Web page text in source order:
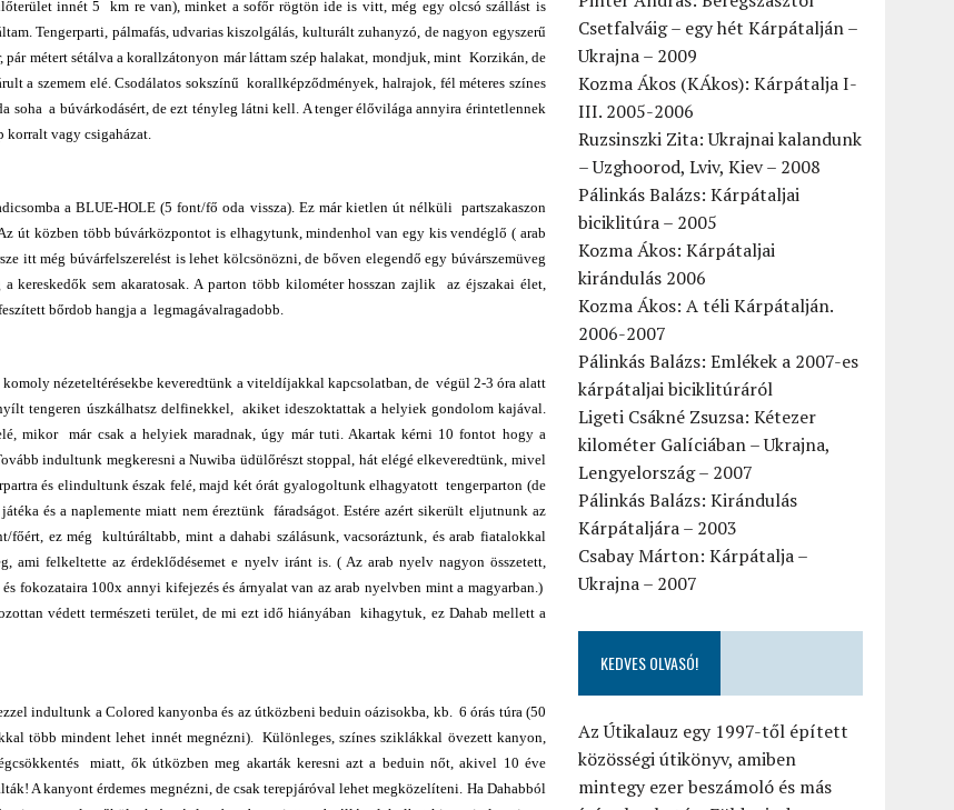
innét 5 km re van), minket a sofőr rögtön ide is vitt, még egy olcsó szállást is
Tengerparti, pálmafás, udvarias kiszolgálás, kulturált zuhanyzó, de nagyon egyszerű
métert sétálva a korallzátonyon már láttam szép halakat, mondjuk, mint Korzikán, de
a szemem elé. Csodálatos sokszínű korallképződmények, halrajok, fél méteres színes
soha a búvárkodásért, de ezt tényleg látni kell. A tenger élővilága annyira érintetlennek
korralt vagy csigaházat.
a BLUE-HOLE (5 font/fő oda vissza). Ez már kietlen út nélküli partszakaszon
út közben több búvárközpontot is elhagytunk, mindenhol van egy kis vendéglő ( arab
itt még búvárfelszerelést is lehet kölcsönözni, de bőven elegendő egy búvárszemüveg
kereskedők sem akaratosak. A parton több kilométer hosszan zajlik az éjszakai élet,
bőrdob hangja a legmagávalragadobb.
nézeteltérésekbe keveredtünk a viteldíjakkal kapcsolatban, de végül 2-3 óra alatt
tengeren úszkálhatsz delfinekkel, akiket ideszoktattak a helyiek gondolom kajával.
mikor már csak a helyiek maradnak, úgy már tuti. Akartak kérni 10 fontot hogy a
indultunk megkeresni a Nuwiba üdülőrészt stoppal, hát elégé elkeveredtünk, mivel
és elindultunk észak felé, majd két órát gyalogoltunk elhagyatott tengerparton (de
és a naplemente miatt nem éreztünk fáradságot. Estére azért sikerült eljutnunk az
ez még kultúráltabb, mint a dahabi szálásunk, vacsoráztunk, és arab fiatalokkal
ami felkeltette az érdeklődésemet e nyelv iránt is. ( Az arab nyelv nagyon összetett,
fokozataira 100x annyi kifejezés és árnyalat van az arab nyelvben mint a magyarban.)
védett természeti terület, de mi ezt idő hiányában kihagytuk, ez Dahab mellett a
indultunk a Colored kanyonba és az útközbeni beduin oázisokba, kb. 6 órás túra (50
több mindent lehet innét megnézni). Különleges, színes sziklákkal övezett kanyon,
miatt, ők útközben meg akarták keresni azt a beduin nőt, akivel 10 éve
A kanyont érdemes megnézni, de csak terepjáróval lehet megközelíteni. Ha Dahabból
Csetfalváig – egy hét Kárpátalján –
Ukrajna – 2009
Kozma Ákos (KÁkos): Kárpátalja I-
III. 2005-2006
Ruzsinszki Zita: Ukrajnai kalandunk
– Uzghoorod, Lviv, Kiev – 2008
Pálinkás Balázs: Kárpátaljai
biciklitúra – 2005
Kozma Ákos: Kárpátaljai
kirándulás 2006
Kozma Ákos: A téli Kárpátalján.
2006-2007
Pálinkás Balázs: Emlékek a 2007-es
kárpátaljai biciklitúráról
Ligeti Csákné Zsuzsa: Kétezer
kilométer Galíciában – Ukrajna,
Lengyelország – 2007
Pálinkás Balázs: Kirándulás
Kárpátaljára – 2003
Csabay Márton: Kárpátalja –
Ukrajna – 2007
KEDVES OLVASÓ!
Az Útikalauz egy 1997-től épített
közösségi útikönyv, amiben
mintegy ezer beszámoló és más